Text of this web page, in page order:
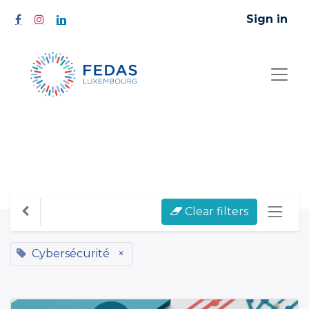
Sign in
Clear filters
Cybersécurité ×